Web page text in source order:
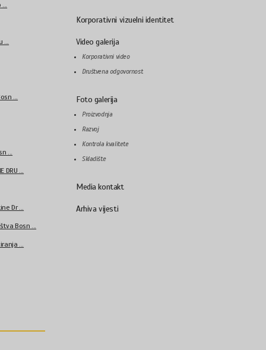
...
...
...
DRU ...
Dr ...
Bosn ...
...
Korporativni vizuelni identitet
Video galerija
Korporativni video
Društvena odgovornost
Foto galerija
Proizvodnja
Razvoj
Kontrola kvalitete
Skladište
Media kontakt
Arhiva vijesti